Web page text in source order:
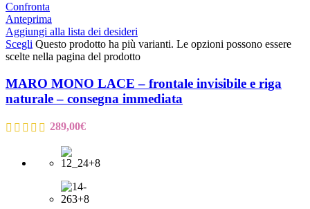
Confronta
Anteprima
Aggiungi alla lista dei desideri
Scegli Questo prodotto ha più varianti. Le opzioni possono essere
scelte nella pagina del prodotto
MARO MONO LACE – frontale invisibile e riga
naturale – consegna immediata
289,00€